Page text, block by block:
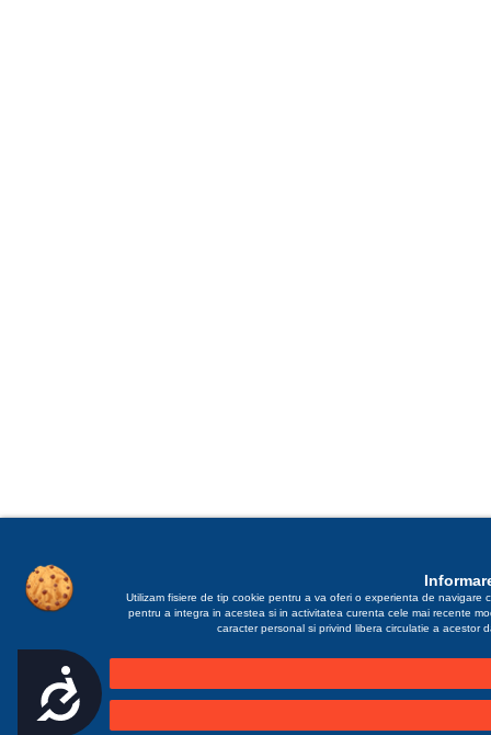
Accesibilitate
Utilizam fisiere de tip cookie pentru a va oferi o experienta de navigare
pentru a integra in acestea si in activitatea curenta cele mai recente
caracter personal si privind libera circulatie a acestor